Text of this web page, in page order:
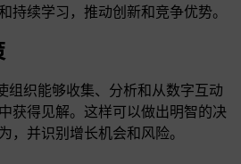
持续学习，推动创新和竞争优势。
组织能够收集、分析和从数字互动
获得见解。这样可以做出明智的决
，并识别增长机会和风险。